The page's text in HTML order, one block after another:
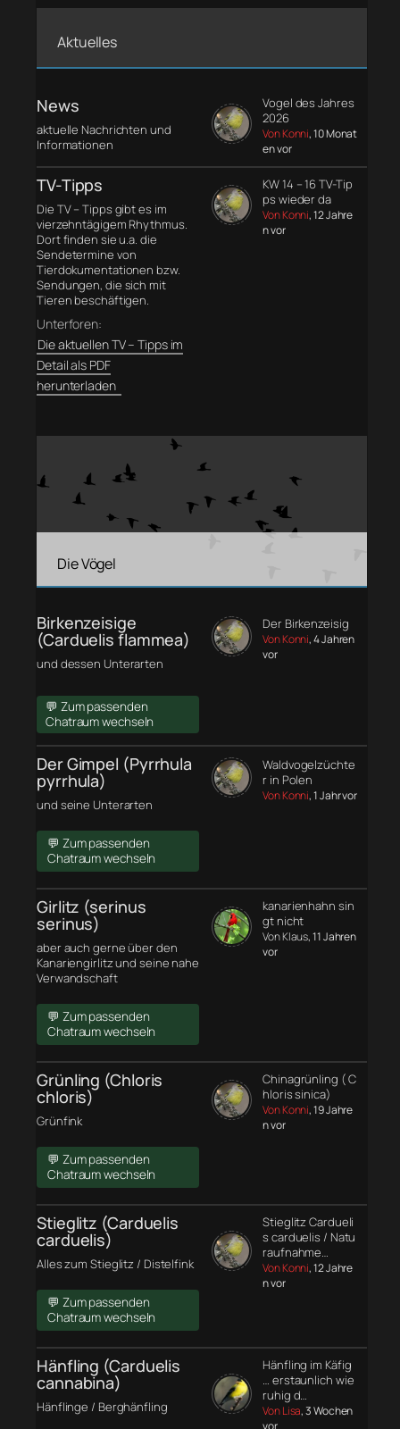
Aktuelles
News
aktuelle Nachrichten und
Informationen
Vogel des Jahres
2026
Von Konni, 10 Monat
en vor
TV-Tipps
Die TV – Tipps gibt es im
vierzehntägigem Rhythmus.
Dort finden sie u.a. die
Sendetermine von
Tierdokumentationen bzw.
Sendungen, die sich mit
Tieren beschäftigen.
Unterforen:
Die aktuellen TV – Tipps im
Detail als PDF
herunterladen
KW 14 – 16 TV-Tip
ps wieder da
Von Konni, 12 Jahre
n vor
Die Vögel
Birkenzeisige
(Carduelis flammea)
und dessen Unterarten
💬 Zum passenden
Chatraum wechseln
Der Birkenzeisig
Von Konni, 4 Jahren
vor
Der Gimpel (Pyrrhula
pyrrhula)
und seine Unterarten
💬 Zum passenden
Chatraum wechseln
Waldvogelzüchte
r in Polen
Von Konni, 1 Jahr vor
Girlitz (serinus
serinus)
aber auch gerne über den
Kanariengirlitz und seine nahe
Verwandschaft
💬 Zum passenden
Chatraum wechseln
kanarienhahn sin
gt nicht
Von Klaus, 11 Jahren
vor
Grünling (Chloris
chloris)
Grünfink
💬 Zum passenden
Chatraum wechseln
Chinagrünling ( C
hloris sinica)
Von Konni, 19 Jahre
n vor
Stieglitz (Carduelis
carduelis)
Alles zum Stieglitz / Distelfink
💬 Zum passenden
Chatraum wechseln
Stieglitz Cardueli
s carduelis / Natu
raufnahme…
Von Konni, 12 Jahre
n vor
Hänfling (Carduelis
cannabina)
Hänflinge / Berghänfling
Hänfling im Käfig
… erstaunlich wie
ruhig d…
Von Lisa, 3 Wochen